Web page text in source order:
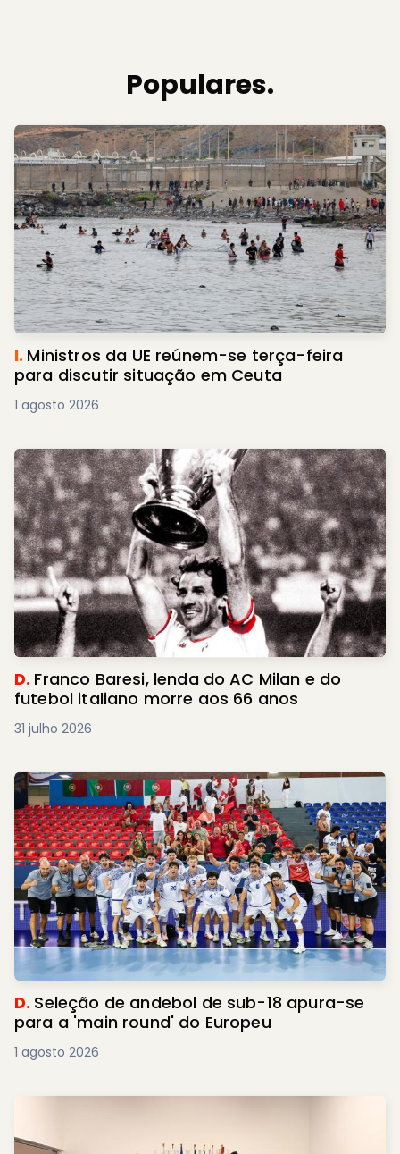
Populares.
I. Ministros da UE reúnem-se terça-feira
para discutir situação em Ceuta
1 agosto 2026
D. Franco Baresi, lenda do AC Milan e do
futebol italiano morre aos 66 anos
31 julho 2026
D. Seleção de andebol de sub-18 apura-se
para a 'main round' do Europeu
1 agosto 2026